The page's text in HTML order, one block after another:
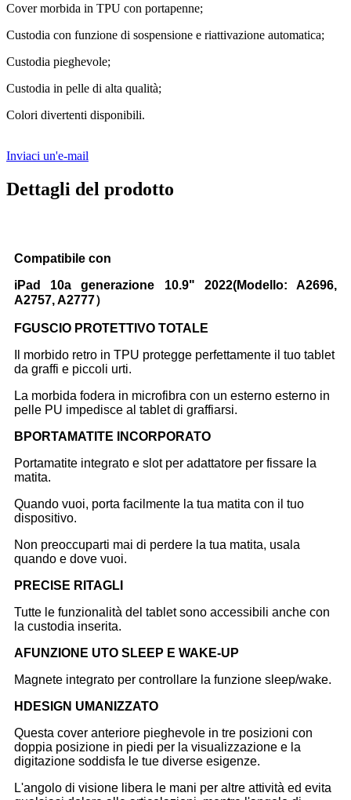
Cover morbida in TPU con portapenne;
Custodia con funzione di sospensione e riattivazione automatica;
Custodia pieghevole;
Custodia in pelle di alta qualità;
Colori divertenti disponibili.
Inviaci un'e-mail
Dettagli del prodotto
Compatibile con
iPad 10a generazione 10.9" 2022(Modello: A2696,
A2757, A2777）
FGUSCIO PROTETTIVO TOTALE
Il morbido retro in TPU protegge perfettamente il tuo tablet
da graffi e piccoli urti.
La morbida fodera in microfibra con un esterno esterno in
pelle PU impedisce al tablet di graffiarsi.
B PORTAMATITE INCORPORATO
Portamatite integrato e slot per adattatore per fissare la
matita.
Quando vuoi, porta facilmente la tua matita con il tuo
dispositivo.
Non preoccuparti mai di perdere la tua matita, usala
quando e dove vuoi.
P RECISE RITAGLI
Tutte le funzionalità del tablet sono accessibili anche con
la custodia inserita.
A FUNZIONE UTO SLEEP E WAKE-UP
Magnete integrato per controllare la funzione sleep/wake.
H DESIGN UMANIZZATO
Questa cover anteriore pieghevole in tre posizioni con
doppia posizione in piedi per la visualizzazione e la
digitazione soddisfa le tue diverse esigenze.
L'angolo di visione libera le mani per altre attività ed evita